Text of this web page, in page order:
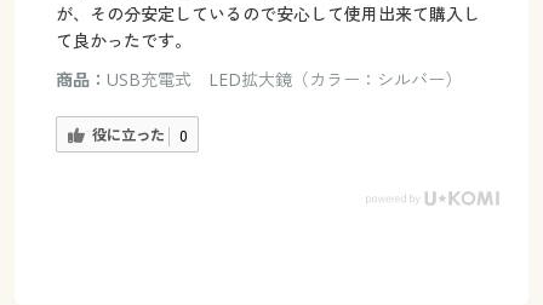
が、その分安定しているので安心して使用出来て購入し
て良かったです。
商品： USB充電式 LED拡大鏡（カラー：シルバー）
役に立った 0